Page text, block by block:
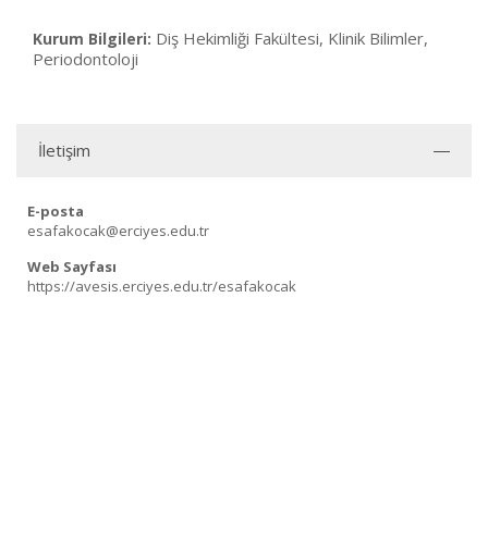
Kurum Bilgileri: Diş Hekimliği Fakültesi, Klinik Bilimler,
Periodontoloji
İletişim
E-posta
esafakocak@erciyes.edu.tr
Web Sayfası
https://avesis.erciyes.edu.tr/esafakocak